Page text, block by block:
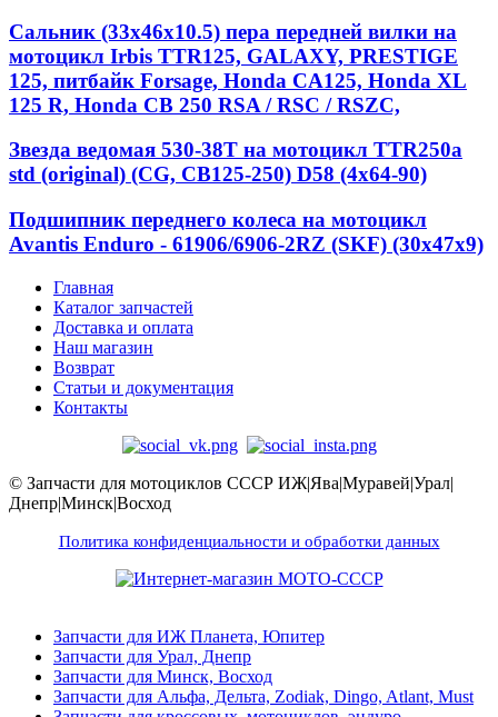
Сальник (33х46х10.5) пера передней вилки на
мотоцикл Irbis TTR125, GALAXY, PRESTIGE
125, питбайк Forsage, Honda CA125, Honda XL
125 R, Honda CB 250 RSA / RSC / RSZC,
Звезда ведомая 530-38T на мотоцикл TTR250a
std (original) (CG, CB125-250) D58 (4x64-90)
Подшипник переднего колеса на мотоцикл
Avantis Enduro - 61906/6906-2RZ (SKF) (30x47x9)
Главная
Каталог запчастей
Доставка и оплата
Наш магазин
Возврат
Статьи и документация
Контакты
© Запчасти для мотоциклов СССР ИЖ|Ява|Муравей|Урал|
Днепр|Минск|Восход
Политика конфиденциальности и обработки данных
Запчасти для ИЖ Планета, Юпитер
Запчасти для Урал, Днепр
Запчасти для Минск, Восход
Запчасти для Альфа, Дельта, Zodiak, Dingo, Atlant, Must